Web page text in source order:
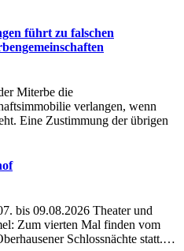
führt zu falschen
Miterbe die
verlangen, wenn
Eine Zustimmung der übrigen
bis 09.08.2026 Theater und
Zum vierten Mal finden vom
Schlossnächte statt.…